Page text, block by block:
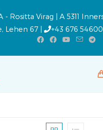
- Rositta Virag | A 5311
Lehen 67 |
+43 676